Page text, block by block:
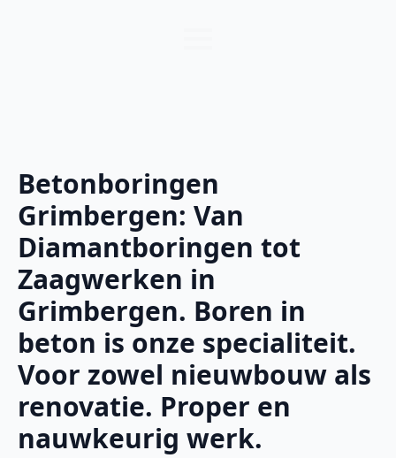
Betonboringen
Grimbergen: Van
Diamantboringen tot
Zaagwerken in
Grimbergen. Boren in
beton is onze specialiteit.
Voor zowel nieuwbouw als
renovatie. Proper en
nauwkeurig werk.